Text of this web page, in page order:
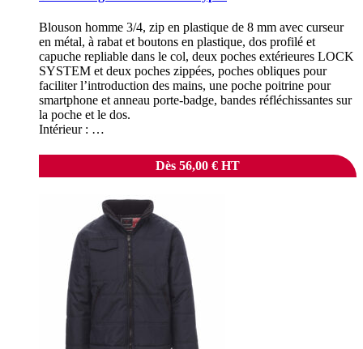
Blouson homme 3/4, zip en plastique de 8 mm avec curseur
en métal, à rabat et boutons en plastique, dos profilé et
capuche repliable dans le col, deux poches extérieures LOCK
SYSTEM et deux poches zippées, poches obliques pour
faciliter l’introduction des mains, une poche poitrine pour
smartphone et anneau porte-badge, bandes réfléchissantes sur
la poche et le dos.
Intérieur : …
Dès 56,00 € HT